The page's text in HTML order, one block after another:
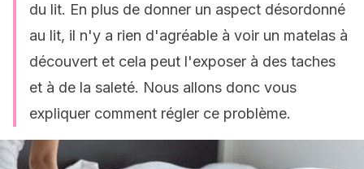
du lit. En plus de donner un aspect désordonné
au lit, il n'y a rien d'agréable à voir un matelas à
découvert et cela peut l'exposer à des taches
et à de la saleté. Nous allons donc vous
expliquer comment régler ce problème.